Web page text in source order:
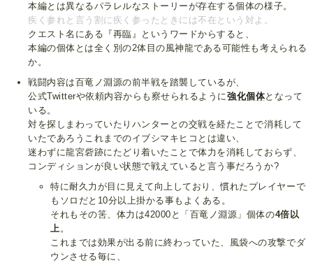
本編とは異なるパラレルなストーリーが存在する個体の様子。
疾く参れと言う割に疾く参ったときには不在という対よ。
クエスト名にある『再臨』というワードからすると、
本編の個体とは全く別の2体目の風神龍である可能性も考えられる
か。
戦闘内容は百竜ノ淵源の前半戦を踏襲しているが、
公式Twitterや依頼内容からも察せられるように強化個体となって
いる。
対を探しまわっていたりハンターとの交戦を経たことで消耗して
いたであろうこれまでのイブシマキヒコとは違い、
迷わずに龍宮砦跡にたどり着いたことで体力を消耗しておらず、
コンディションが良い状態で戦えていると言う事だろうか?
特に耐久力が目に見えて向上しており、慣れたプレイヤーで
もソロだと10分以上掛かる事もよくある。
それもその筈、体力は42000と「百竜ノ淵源」個体の4倍以
上。
これまでは効果が出る前に終わっていた、風袋への攻撃でダ
ウンさせる毎に、